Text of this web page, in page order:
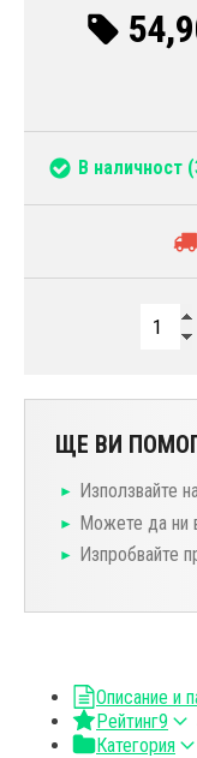
В наличност
ЩЕ ВИ
Използвайте
Можете да ни
Изпробвайте
Описание и
Рейтинг9
Категория